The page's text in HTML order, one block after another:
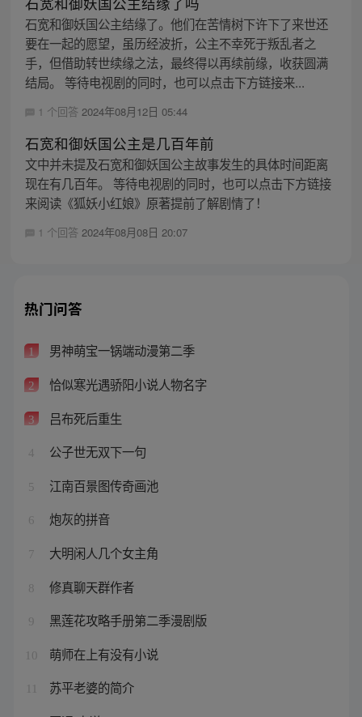
石宽和御妖国公主结缘了。他们在苦情树下许下了来世还
要在一起的愿望，虽历经波折，公主不幸死于叛乱者之
手，但借助转世续缘之法，最终得以再续前缘，收获圆满
结局。 等待电视剧的同时，也可以点击下方链接来...
1 个回答 2024年08月12日 05:44
石宽和御妖国公主是几百年前
文中并未提及石宽和御妖国公主故事发生的具体时间距离
现在有几百年。 等待电视剧的同时，也可以点击下方链接
来阅读《狐妖小红娘》原著提前了解剧情了！
1 个回答 2024年08月08日 20:07
热门问答
1 男神萌宝一锅端动漫第二季
2 恰似寒光遇骄阳小说人物名字
3 吕布死后重生
4 公子世无双下一句
5 江南百景图传奇画池
6 炮灰的拼音
7 大明闲人几个女主角
8 修真聊天群作者
9 黑莲花攻略手册第二季漫剧版
10 萌师在上有没有小说
苏平老婆的简介